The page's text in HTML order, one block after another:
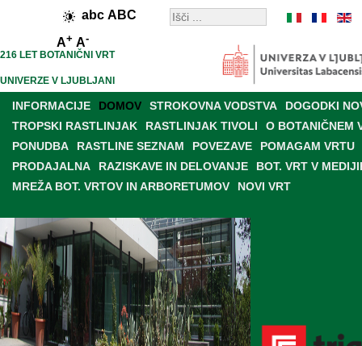
abc ABC
A+ A-
216 LET BOTANIČNI VRT
UNIVERZE V LJUBLJANI
INFORMACIJE DOMOV STROKOVNA VODSTVA
DOGODKI
TROPSKI RASTLINJAK
RASTLINJAK TIVOLI
O BOTANIČNEM
PONUDBA
RASTLINE SEZNAM POVEZAVE
POMAGAM VRTU
PRODAJALNA
RAZISKAVE IN DELOVANJE
BOT. VRT V
MREŽA BOT. VRTOV IN ARBORETUMOV
NOVI VRT